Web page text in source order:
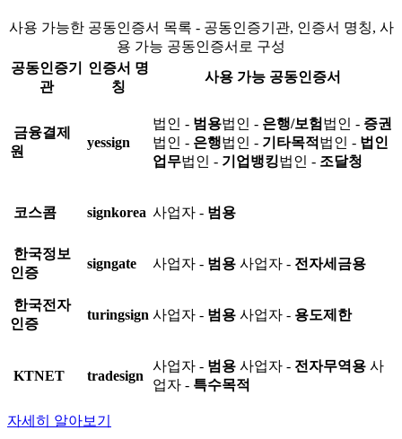
사용 가능한 공동인증서 목록 - 공동인증기관, 인증서 명칭, 사
용 가능 공동인증서로 구성
공동인증기
관
인증서 명
칭
사용 가능 공동인증서
금융결제
원
yessign
법인 - 범용법인 - 은행/보험 법인 - 증권
법인 - 은행법인 - 기타목적 법인 - 법인
업무법인 - 기업뱅킹법인 - 조달청
코스콤 signkorea 사업자 - 범용
한국정보
인증
signgate 사업자 - 범용 사업자 - 전자세금용
한국전자
인증
turingsign 사업자 - 범용 사업자 - 용도제한
KTNET tradesign
사업자 - 범용 사업자 - 전자무역용 사
업자 - 특수목적
자세히 알아보기